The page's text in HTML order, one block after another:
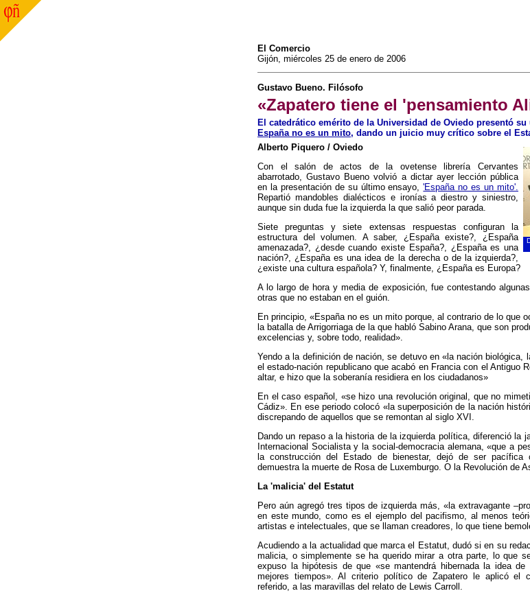
El Comercio
Gijón, miércoles 25 de enero de 2006
Gustavo Bueno. Filósofo
«Zapatero tiene el 'pensamiento
El catedrático emérito de la Universidad de Oviedo presentó
España no es un mito, dando un juicio muy crítico sobre el
Alberto Piquero / Oviedo
Con el salón de actos de la ovetense librería Cervantes
abarrotado, Gustavo Bueno volvió a dictar ayer lección pública
en la presentación de su último ensayo,'España no es un mito'.
Repartió mandobles dialécticos e ironías a diestro y siniestro,
aunque sin duda fue la izquierda la que salió peor parada.
Siete preguntas y siete extensas respuestas configuran la
estructura del volumen. A saber, ¿España existe?, ¿España
amenazada?, ¿desde cuando existe España?, ¿España es una
nación?, ¿España es una idea de la derecha o de la izquierda?,
¿existe una cultura española? Y, finalmente, ¿España es Europa?
A lo largo de hora y media de exposición, fue contestando
otras que no estaban en el guión.
En principio, «España no es un mito porque, al contrario de lo que
la batalla de Arrigorriaga de la que habló Sabino Arana, que son
excelencias y, sobre todo, realidad».
Yendo a la definición de nación, se detuvo en «la nación biológica,
el estado-nación republicano que acabó en Francia con el Antiguo
altar, e hizo que la soberanía residiera en los ciudadanos»
En el caso español, «se hizo una revolución original, que no
Cádiz». En ese periodo colocó «la superposición de la nación
discrepando de aquellos que se remontan al siglo XVI.
Dando un repaso a la historia de la izquierda política, diferenció la
Internacional Socialista y la social-democracia alemana, «que a
la construcción del Estado de bienestar, dejó de ser pacífica
demuestra la muerte de Rosa de Luxemburgo. O la Revolución de
La 'malicia' del Estatut
Pero aún agregó tres tipos de izquierda más, «la extravagante
en este mundo, como es el ejemplo del pacifismo, al menos
artistas e intelectuales, que se llaman creadores, lo que tiene
Acudiendo a la actualidad que marca el Estatut, dudó si en su
malicia, o simplemente se ha querido mirar a otra parte, lo que
expuso la hipótesis de que «se mantendrá hibernada la idea
mejores tiempos». Al criterio político de Zapatero le aplicó el
referido, a las maravillas del relato de Lewis Carroll.